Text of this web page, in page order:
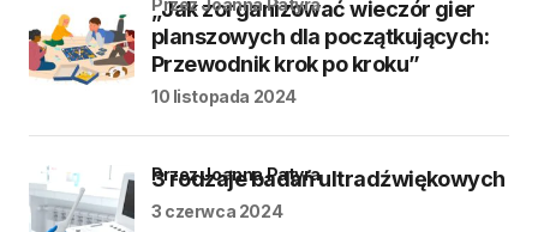
„Jak zorganizować wieczór gier
planszowych dla początkujących:
Przewodnik krok po kroku”
przez Joanna Patyra
10 listopada 2024
3 rodzaje badań ultradźwiękowych
przez Joanna Patyra
3 czerwca 2024